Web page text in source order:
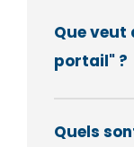
Que veut
portail" ?
Quels